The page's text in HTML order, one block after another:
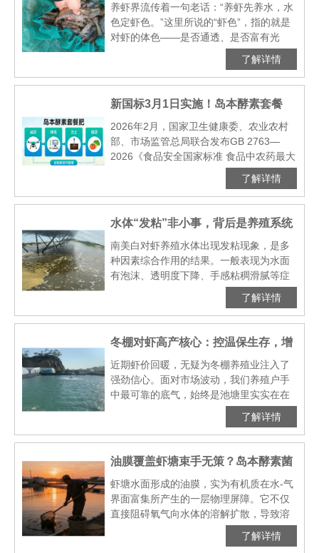
水，养出通透亮泽的高价对虾？
养虾界流传着一句老话：“养虾先养水，水
色定虾色。”这里所说的“虾色”，指的就是
对虾的体色——是否通透、是否富有光
泽、是否具有市场青睐的“天然色”。在如今
激烈的市场竞争中，一池好水养出的虾，
往往能因为卖···
了解详情
新国标3月1日实施！岛本酵素套餐
肥，为农产品基地筑牢农残达标与品
质升级双防线
2026年2月，国家卫生健康委、农业农村
部、市场监管总局联合发布GB 2763—
2026《食品安全国家标准 食品中农药最大
残留限量》，新版标准将于3月1日正式实
施。本次修订新增370项农残限量、修订
2···
了解详情
水体“发粘”非小事，背后是养殖系统
的预警
南美白对虾养殖水体出现发粘现象，是多
种因素综合作用的结果。一般表现为水面
有泡沫、透明度下降、手感粘稠滑腻等症
状，这是典型的水质富营养化以及有机污
染的表现。这种现象的形成机制复杂，涉
及养殖管理的多个环节···
了解详情
冬棚对虾高产核心：控温保生存，增
氧定产量！
近期虾价回暖，无疑为冬棚养殖业注入了
强劲信心。面对市场波动，我们养殖户手
中最可靠的底气，始终是池塘里实实在在
的产量。谈起冬棚管理，“控温”的重要性人
尽皆知。然而，在那层保温膜之下，还有
一个看不见却至关···
了解详情
油膜覆盖虾塘束手无策？岛本酵素菌
养模式：以自然之力，还养殖碧水蓝
天
虾塘水面形成的油膜，实为有机质在水-气
界面富集所产生的一层物理屏障。它不仅
直接阻碍氧气向水体的溶解扩散，导致溶
解氧水平下降，更会加剧底层有机物的厌
氧分解代谢，促使氨氮、亚硝酸盐等有毒
了解详情